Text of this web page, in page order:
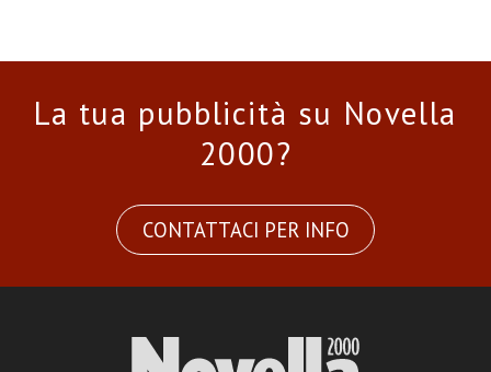
La tua pubblicità su Novella
2000?
CONTATTACI PER INFO